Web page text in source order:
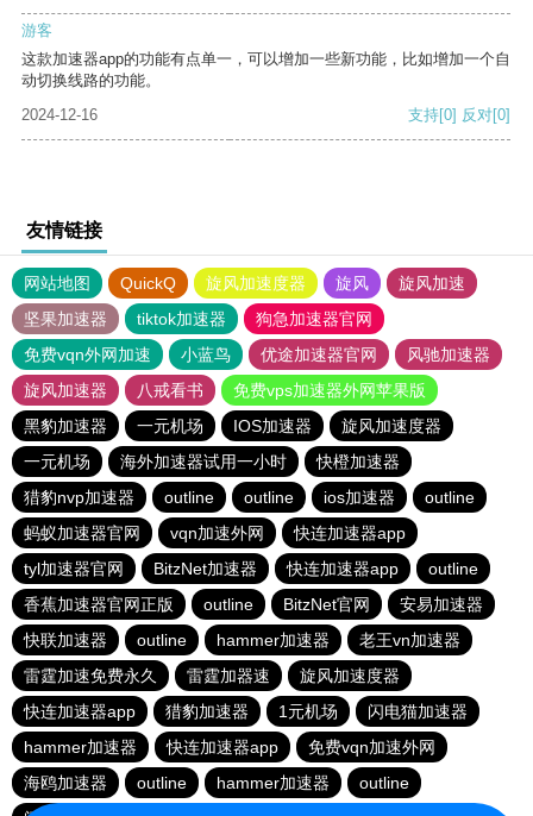
游客
这款加速器app的功能有点单一，可以增加一些新功能，比如增加一个自
动切换线路的功能。
2024-12-16
支持[0] 反对[0]
友情链接
网站地图 QuickQ 旋风加速度器 旋风
旋风加速
坚果加速器
tiktok加速器
狗急加速器官网
免费vqn外网加速
小蓝鸟 优途加速器官网
风驰加速器
旋风加速器
八戒看书
免费vps加速器外网苹果版
黑豹加速器
一元机场 IOS加速器
旋风加速度器
一元机场
海外加速器试用一小时
快橙加速器
猎豹nvp加速器
outline outline ios加速器
outline
蚂蚁加速器官网
vqn加速外网
快连加速器app
tyl加速器官网
BitzNet加速器 快连加速器app
outline
香蕉加速器官网正版
outline BitzNet官网
安易加速器
快联加速器
outline hammer加速器
老王vn加速器
雷霆加速免费永久
雷霆加器速
旋风加速度器
快连加速器app
猎豹加速器 1元机场
闪电猫加速器
hammer加速器
快连加速器app
免费vqn加速外网
海鸥加速器
outline hammer加速器
outline